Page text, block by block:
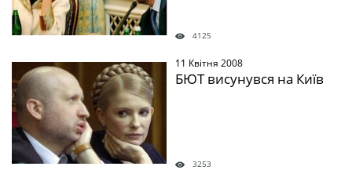
4125
11 Квітня 2008
БЮТ висунувся на Київ
3253